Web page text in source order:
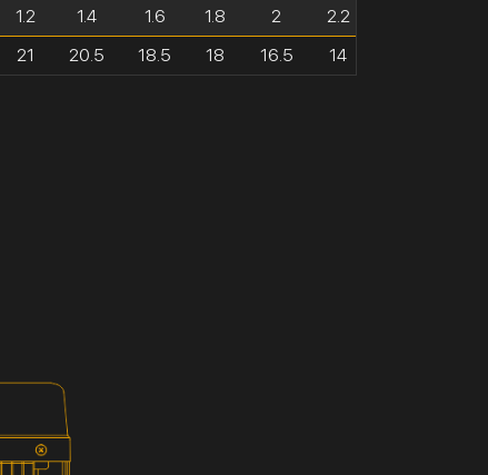
1.2
21
1.4
20.5
1.6
18.5
1.8
18
2
16.5
2.2
14